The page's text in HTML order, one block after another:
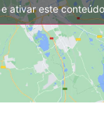
e ativar este conteúdo